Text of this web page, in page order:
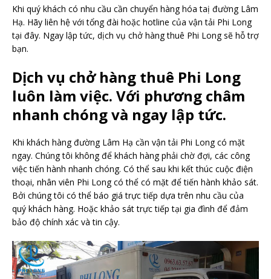
Khi quý khách có nhu cầu cần chuyển hàng hóa taị đường Lâm
Hạ. Hãy liên hệ với tổng đài hoặc hotline của vận tải Phi Long
tại đây. Ngay lập tức, dịch vụ chở hàng thuê Phi Long sẽ hỗ trợ
bạn.
Dịch vụ chở hàng thuê Phi Long
luôn làm việc. Với phương châm
nhanh chóng và ngay lập tức.
Khi khách hàng đường Lâm Hạ cần vận tải Phi Long có mặt
ngay. Chúng tôi không để khách hàng phải chờ đợi, các công
việc tiến hành nhanh chóng. Có thể sau khi kết thúc cuộc điện
thoại, nhân viên Phi Long có thể có mặt để tiến hành khảo sát.
Bởi chúng tôi có thể báo giá trực tiếp dựa trên nhu cầu của
quý khách hàng. Hoặc khảo sát trực tiếp tại gia đình để đảm
bảo độ chính xác và tin cậy.